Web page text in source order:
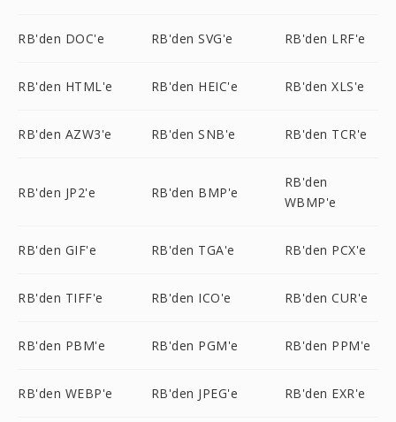
RB'den DOC'e RB'den SVG'e RB'den LRF'e
RB'den HTML'e RB'den HEIC'e RB'den XLS'e
RB'den AZW3'e RB'den SNB'e RB'den TCR'e
RB'den JP2'e RB'den BMP'e
RB'den
WBMP'e
RB'den GIF'e RB'den TGA'e RB'den PCX'e
RB'den TIFF'e RB'den ICO'e RB'den CUR'e
RB'den PBM'e RB'den PGM'e RB'den PPM'e
RB'den WEBP'e RB'den JPEG'e RB'den EXR'e